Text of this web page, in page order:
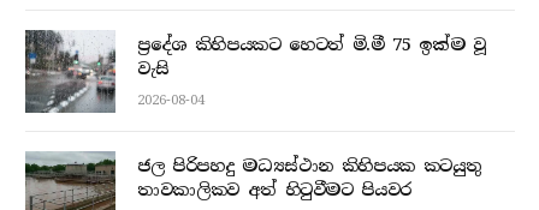
ප්‍රදේශ කිහිපයකට හෙටත් මි.මී 75 ඉක්ම වූ
වැසි
2026-08-04
ජල පිරිපහදු මධ්‍යස්ථාන කිහිපයක කටයුතු
තාවකාලිකව අත් හිටුවීමට පියවර